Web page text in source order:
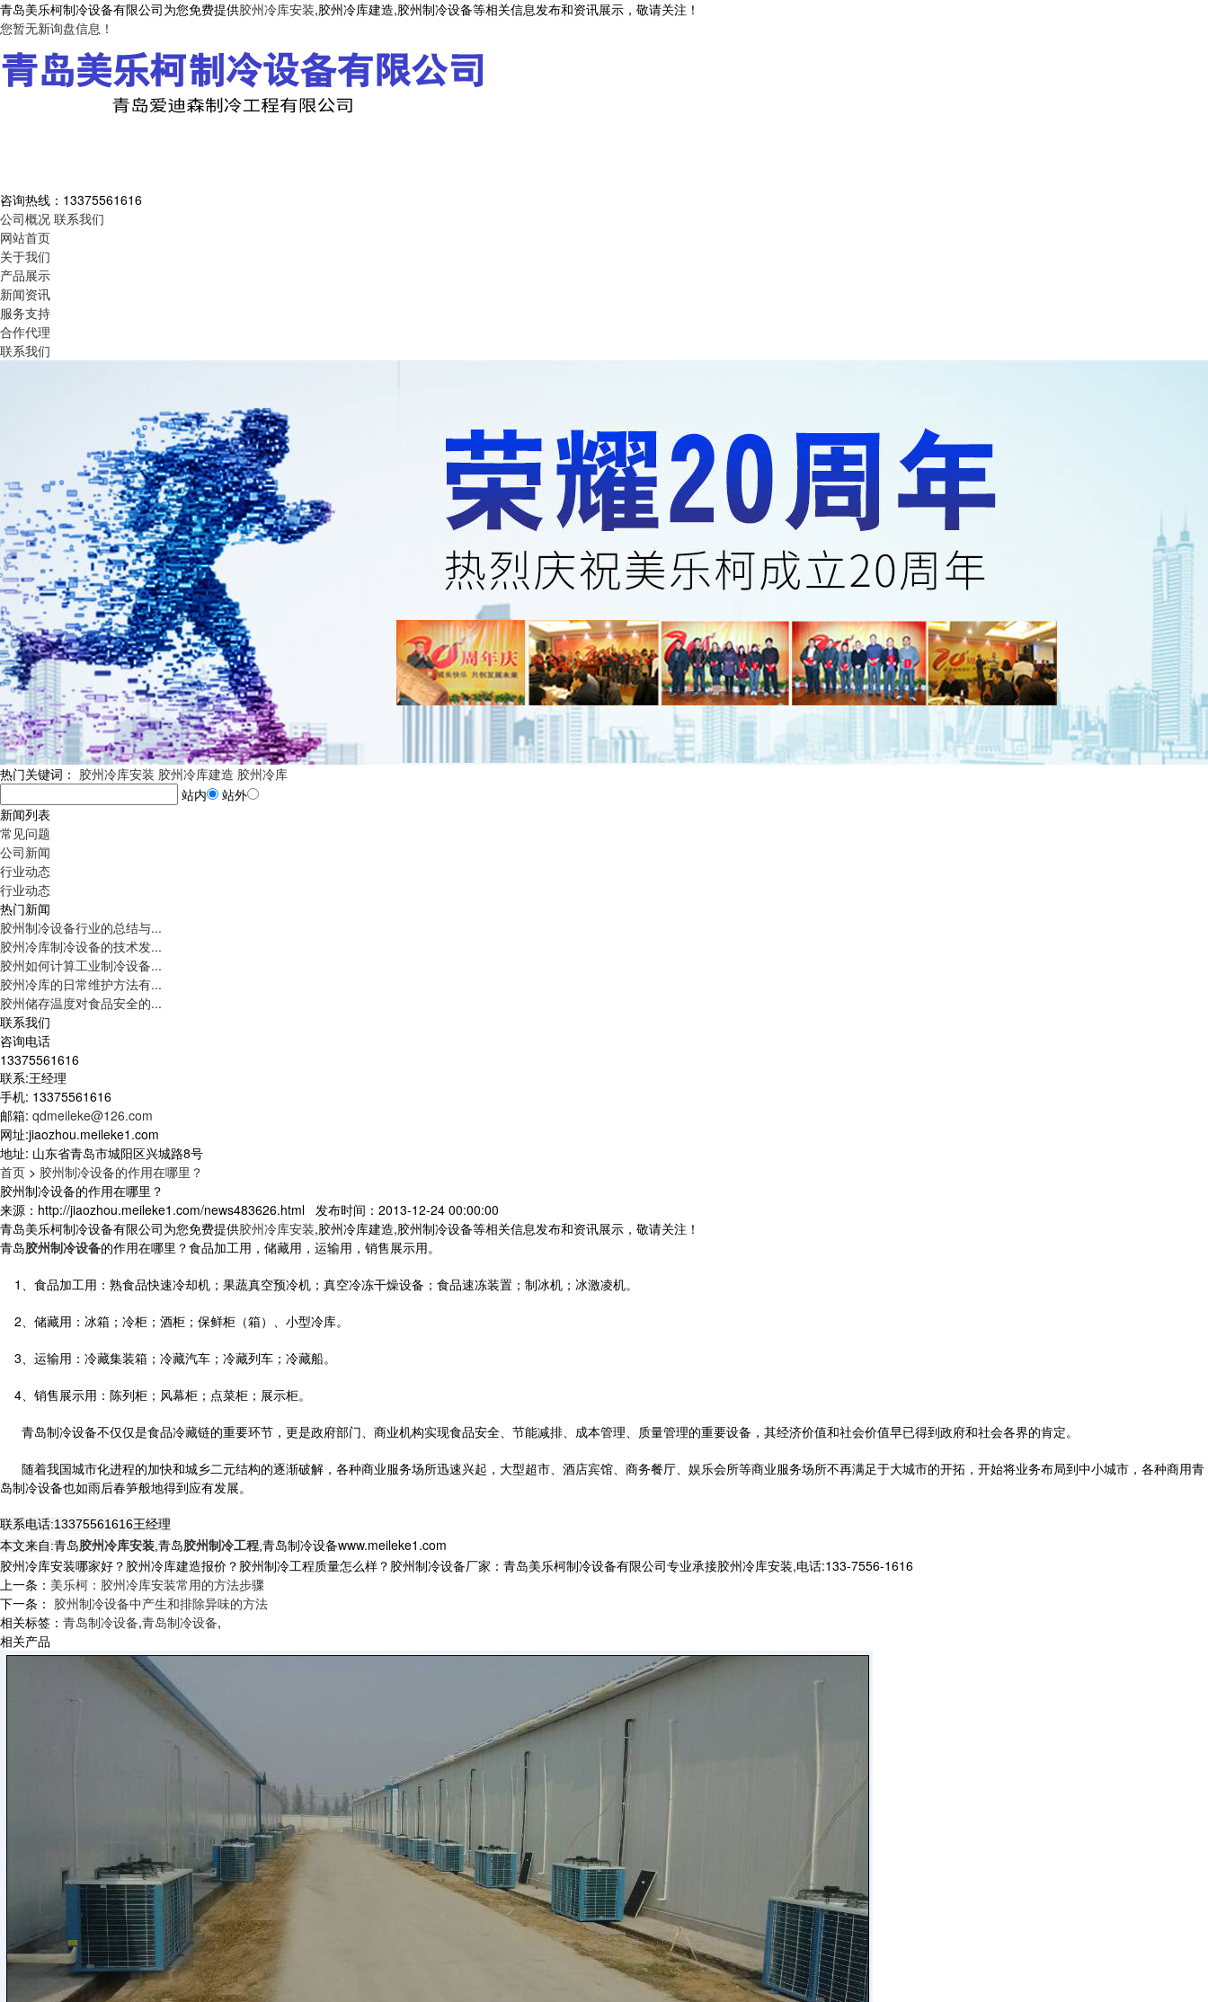
青岛美乐柯制冷设备有限公司为您免费提供胶州冷库安装,胶州冷库建造,胶州制冷设备等相关信息发布和资讯展示，敬请关注！
您暂无新询盘信息！
咨询热线： 13375561616
公司概况 联系我们
网站首页
关于我们
产品展示
新闻资讯
服务支持
合作代理
联系我们
热门关键词： 胶州冷库安装 胶州冷库建造 胶州冷库
站内
站外
新闻列表
常见问题
公司新闻
行业动态
行业动态
热门新闻
胶州制冷设备行业的总结与...
胶州冷库制冷设备的技术发...
胶州如何计算工业制冷设备...
胶州冷库的日常维护方法有...
胶州储存温度对食品安全的...
联系我们
咨询电话
13375561616
联系:王经理
手机: 13375561616
邮箱: qdmeileke@126.com
网址:jiaozhou.meileke1.com
地址: 山东省青岛市城阳区兴城路8号
首页 > 胶州制冷设备的作用在哪里？
胶州制冷设备的作用在哪里？
来源：http://jiaozhou.meileke1.com/news483626.html 发布时间：2013-12-24 00:00:00
青岛美乐柯制冷设备有限公司为您免费提供胶州冷库安装,胶州冷库建造,胶州制冷设备等相关信息发布和资讯展示，敬请关注！
青岛胶州制冷设备的作用在哪里？食品加工用， 储藏用， 运输用， 销售展示用。
1、食品加工用：熟食品快速冷却机；果蔬真空预冷机；真空冷冻干燥设备；食品速冻装置；制冰机；冰激凌机。
2、储藏用：冰箱；冷柜；酒柜；保鲜柜（箱）、小型冷库。
3、运输用：冷藏集装箱；冷藏汽车；冷藏列车；冷藏船。
4、销售展示用：陈列柜；风幕柜；点菜柜；展示柜。
青岛制冷设备不仅仅是食品冷藏链的重要环节，更是政府部门、商业机构实现食品安全、节能减排、成本管理、质量管理的重要设备，其经济价值和社会价值早已得到政府和社会各界的肯定。
随着我国城市化进程的加快和城乡二元结构的逐渐破解，各种商业服务场所迅速兴起，大型超市、酒店宾馆、商务餐厅、娱乐会所等商业服务场所不再满足于大城市的开拓，开始将业务布局到中小城市，各种商用青
岛制冷设备也如雨后春笋般地得到应有发展。
联系电话:13375561616王经理
本文来自:青岛胶州冷库安装 青岛胶州制冷工程 青岛制冷设备www.meileke1.com
胶州冷库安装哪家好？胶州冷库建造报价？胶州制冷工程质量怎么样？胶州制冷设备厂家：青岛美乐柯制冷设备有限公司专业承接胶州冷库安装,电话:133-7556-1616
上一条： 美乐柯：胶州冷库安装常用的方法步骤
下一条： 胶州制冷设备中产生和排除异味的方法
相关标签： 青岛制冷设备,青岛制冷设备,
相关产品